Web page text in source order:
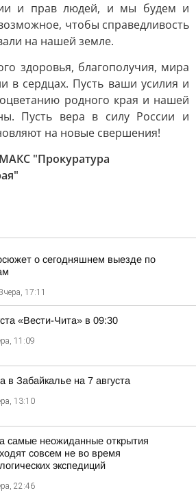
и прав людей, и мы будем и
чтобы справедливость
на нашей земле.
здоровья, благополучия, мира
в сердцах. Пусть ваши усилия и
родного края и нашей
Пусть вера в силу России и
на новые свершения!
"Прокуратура
о сегодняшнем выезде по
Вчера, 17:11
«Вести-Чита» в 09:30
11:09
в Забайкалье на 7 августа
13:10
самые неожиданные открытия
совсем не во время
экспедиций
22:46